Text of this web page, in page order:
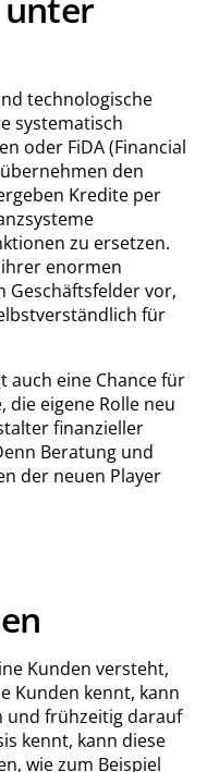
technologische
systematisch
oder FiDA (Financial
den
Kredite per
zu ersetzen.
enormen
Geschäftsfelder vor,
für
auch eine Chance für
die eigene Rolle neu
finanzieller
Beratung und
der neuen Player
Kunden versteht,
Kunden kennt, kann
und frühzeitig darauf
kennt, kann diese
wie zum Beispiel